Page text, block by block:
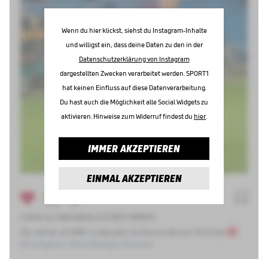
Wenn du hier klickst, siehst du Instagram-Inhalte
und willigst ein, dass deine Daten zu den in der
Datenschutzerklärung von Instagram
dargestellten Zwecken verarbeitet werden. SPORT1
hat keinen Einfluss auf diese Datenverarbeitung.
Du hast auch die Möglichkeit alle Social Widgets zu
aktivieren. Hinweise zum Widerruf findest du hier.
IMMER AKZEPTIEREN
EINMAL AKZEPTIEREN